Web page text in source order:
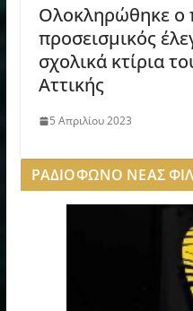
Ολοκληρώθηκε ο
προσεισμικός
σχολικά κτίρια
Αττικής
5 Απριλίου 2023
ΡΑΔΙΟΦΩΝΟ ΝΕΑΣ